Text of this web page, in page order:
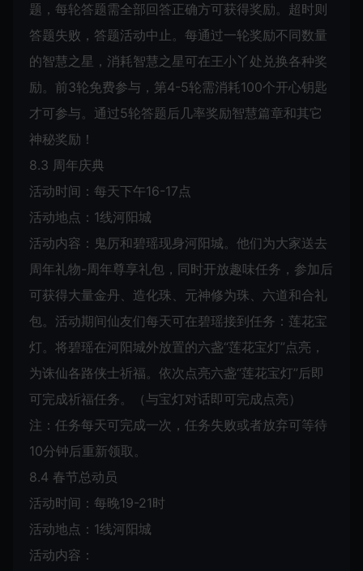
题，每轮答题需全部回答正确方可获得奖励。超时则
答题失败，答题活动中止。每通过一轮奖励不同数量
的智慧之星，消耗智慧之星可在王小丫处兑换各种奖
励。前3轮免费参与，第4-5轮需消耗100个开心钥匙
才可参与。通过5轮答题后几率奖励智慧篇章和其它
神秘奖励！
8.3 周年庆典
活动时间：每天下午16-17点
活动地点：1线河阳城
活动内容：鬼厉和碧瑶现身河阳城。他们为大家送去
周年礼物-周年尊享礼包，同时开放趣味任务，参加后
可获得大量金丹、造化珠、元神修为珠、六道和合礼
包。活动期间仙友们每天可在碧瑶接到任务：莲花宝
灯。将碧瑶在河阳城外放置的六盏“莲花宝灯”点亮，
为诛仙各路侠士祈福。依次点亮六盏“莲花宝灯”后即
可完成祈福任务。（与宝灯对话即可完成点亮）
注：任务每天可完成一次，任务失败或者放弃可等待
10分钟后重新领取。
8.4 春节总动员
活动时间：每晚19-21时
活动地点：1线河阳城
活动内容：